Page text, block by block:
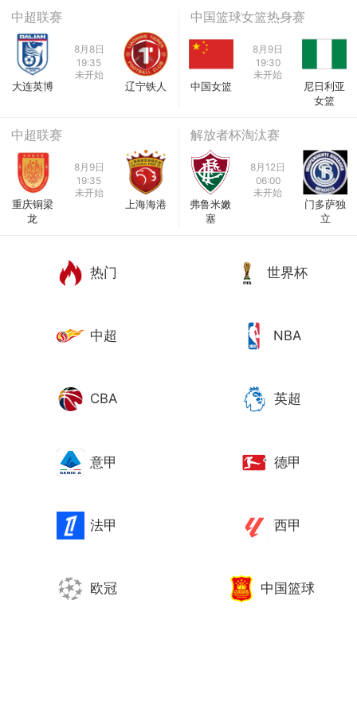
中超联赛
大连英博
8月8日
19:35
未开始
辽宁铁人
中国篮球女篮热身赛
中国女篮
8月9日
19:30
未开始
尼日利亚
女篮
中超联赛
重庆铜梁
龙
8月9日
19:35
未开始
上海海港
解放者杯淘汰赛
弗鲁米嫩
塞
8月12日
06:00
未开始
门多萨独
立
热门 世界杯
中超 NBA
CBA 英超
意甲 德甲
法甲 西甲
欧冠 中国篮球